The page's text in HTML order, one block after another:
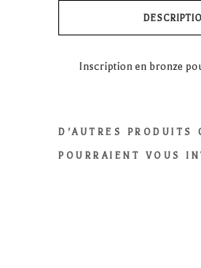
Inscription en bronze
D'AUTRES PRODUITS
POURRAIENT VOUS